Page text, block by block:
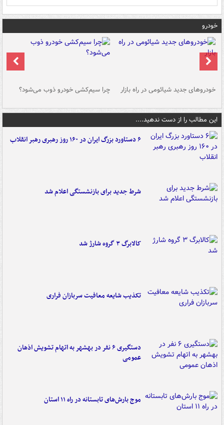
خودرو
خودروهای جدید شیائومی در راه بازار چرا سیم‌کشی خودرو ذوب می‌شود؟
این مطالب را از دست ندهید....
۶ دستاورد بزرگ ایران در ۱۶۰ روز رهبری رهبر انقلاب
شرط جدید برای بازنشستگی اعلام شد
کالابرگ ۳ گروه شارژ شد
تکذیب شایعه معافیت سربازان فراری
دستگیری ۶ نفر در بهشهر به اتهام تشویش اذهان
عمومی
موج بارش‌های تابستانه در راه ۱۱ استان